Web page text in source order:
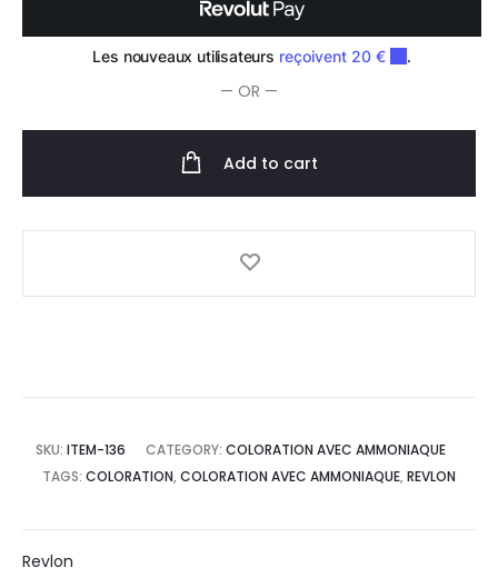
— OR —
Add to cart
SKU: ITEM-136 CATEGORY: COLORATION AVEC AMMONIAQUE
TAGS: COLORATION, COLORATION AVEC AMMONIAQUE, REVLON
Revlon